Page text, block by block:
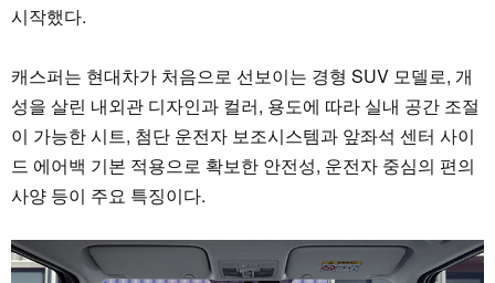
시작했다.
캐스퍼는 현대차가 처음으로 선보이는 경형 SUV 모델로, 개
성을 살린 내외관 디자인과 컬러, 용도에 따라 실내 공간 조절
이 가능한 시트, 첨단 운전자 보조시스템과 앞좌석 센터 사이
드 에어백 기본 적용으로 확보한 안전성, 운전자 중심의 편의
사양 등이 주요 특징이다.